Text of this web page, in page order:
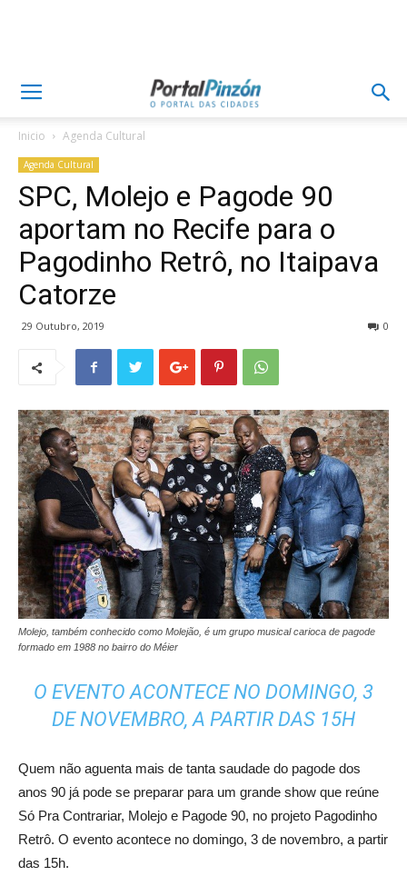
Inicio Agenda Cultural
Agenda Cultural
SPC, Molejo e Pagode 90
aportam no Recife para o
Pagodinho Retrô, no Itaipava
Catorze
29 Outubro, 2019 0
Molejo, também conhecido como Molejão, é um grupo musical carioca de pagode
formado em 1988 no bairro do Méier
O EVENTO ACONTECE NO DOMINGO, 3
DE NOVEMBRO, A PARTIR DAS 15H
Quem não aguenta mais de tanta saudade do pagode dos
anos 90 já pode se preparar para um grande show que reúne
Só Pra Contrariar, Molejo e Pagode 90, no projeto Pagodinho
Retrô. O evento acontece no domingo, 3 de novembro, a partir
das 15h.